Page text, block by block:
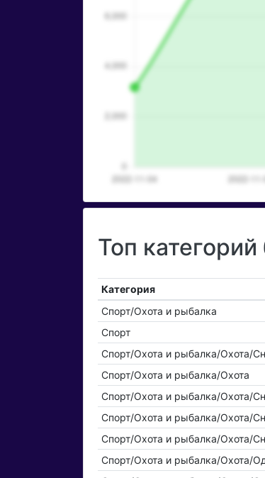
Топ
Категория
Спорт/Охота и рыбалка
Спорт
Спорт/Охота и рыбалка/Охота/
Спорт/Охота и рыбалка/Охота
Спорт/Охота и рыбалка/Охота/
Спорт/Охота и рыбалка/Охота/
Спорт/Охота и рыбалка/Охота/
Спорт/Охота и рыбалка/Охота/